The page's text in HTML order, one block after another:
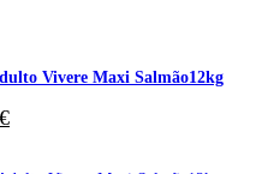
Vivere Maxi Salmão12kg
€O
preço